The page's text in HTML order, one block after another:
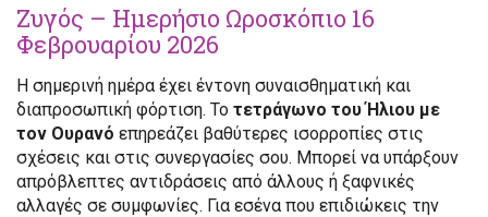
Ζυγός – Ημερήσιο Ωροσκόπιο 16
Φεβρουαρίου 2026
Η σημερινή ημέρα έχει έντονη συναισθηματική και
διαπροσωπική φόρτιση. Το τετράγωνο του Ήλιου με
τον Ουρανό επηρεάζει βαθύτερες ισορροπίες στις
σχέσεις και στις συνεργασίες σου. Μπορεί να υπάρξουν
απρόβλεπτες αντιδράσεις από άλλους ή ξαφνικές
αλλαγές σε συμφωνίες. Για εσένα που επιδιώκεις την